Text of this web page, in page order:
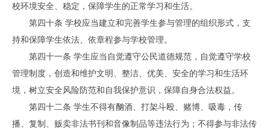
校环境安全、稳定，保障学生的正常学习和生活。
第四十条 学校应当建立和完善学生参与管理的组织形式，支
持和保障学生依法、依章程参与学校管理。
第四十一条 学生应当自觉遵守公民道德规范，自觉遵守学校
管理制度，创造和维护文明、整洁、优美、安全的学习和生活环
境，树立安全风险防范和自我保护意识，保障自身合法权益。
第四十二条 学生不得有酗酒、打架斗殴、赌博、吸毒，传
播、复制、贩卖非法书刊和音像制品等违法行为；不得参与非法传